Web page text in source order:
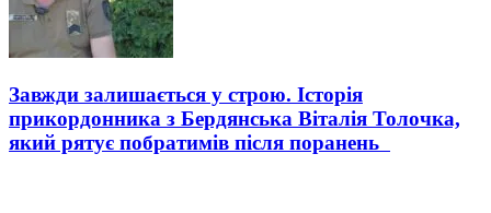
Завжди залишається у строю. Історія
прикордонника з Бердянська Віталія Толочка,
який рятує побратимів після поранень